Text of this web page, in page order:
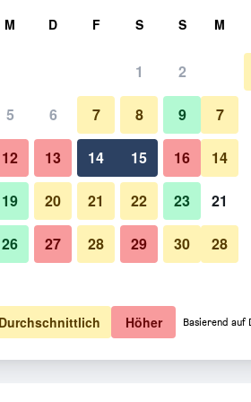
Preise anzeigen
Preise anzeigen
M D F S S
1 2
5 6 7 8 9
12 13 14 15 16
19 20 21 22 23
26 27 28 29 30
M
7
14
21
28
Durchschnittlich Höher Basierend